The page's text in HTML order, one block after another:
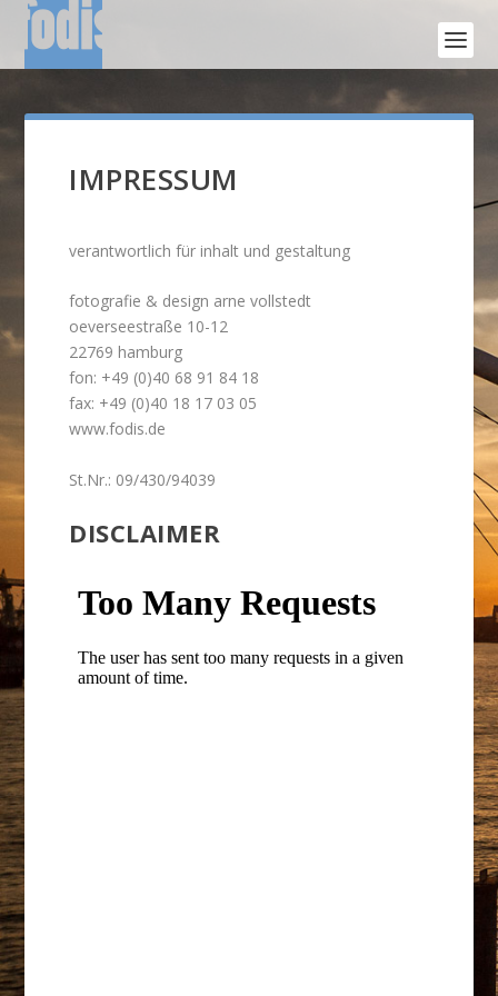
IMPRESSUM
verantwortlich für inhalt und gestaltung
fotografie & design arne vollstedt
oeverseestraße 10-12
22769 hamburg
fon: +49 (0)40 68 91 84 18
fax: +49 (0)40 18 17 03 05
www.fodis.de
St.Nr.: 09/430/94039
DISCLAIMER